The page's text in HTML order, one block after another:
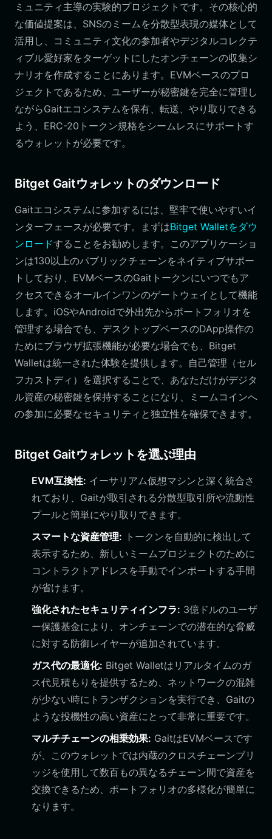
ミュニティ主導の実験的プロジェクトです。その核心的
な価値提案は、SNSのミームを分散型表現の媒体として
活用し、コミュニティ文化の参加者やデジタルコレクテ
ィブル愛好家をターゲットにしたオンチェーンの収集シ
ナリオを作成することにあります。EVMベースのプロ
ジェクトであるため、ユーザーが秘密鍵を完全に管理し
ながらGaitエコシステムを保有、転送、やり取りできる
よう、ERC-20トークン規格をシームレスにサポートす
るウォレットが必要です。
Bitget Gaitウォレットのダウンロード
Gaitエコシステムに参加するには、堅牢で使いやすいイ
ンターフェースが必要です。まずはBitget Walletをダウ
ンロードすることをお勧めします。このアプリケーショ
ンは130以上のパブリックチェーンをネイティブサポー
トしており、EVMベースのGaitトークンにいつでもア
クセスできるオールインワンのゲートウェイとして機能
します。iOSやAndroidで外出先からポートフォリオを
管理する場合でも、デスクトップベースのDApp操作の
ためにブラウザ拡張機能が必要な場合でも、Bitget
Walletは統一された体験を提供します。自己管理（セル
フカストディ）を選択することで、あなただけがデジタ
ル資産の秘密鍵を保持することになり、ミームコインへ
の参加に必要なセキュリティと独立性を確保できます。
Bitget Gaitウォレットを選ぶ理由
EVM互換性: イーサリアム仮想マシンと深く統合さ
れており、Gaitが取引される分散型取引所や流動性
プールと簡単にやり取りできます。
スマートな資産管理: トークンを自動的に検出して
表示するため、新しいミームプロジェクトのために
コントラクトアドレスを手動でインポートする手間
が省けます。
強化されたセキュリティインフラ: 3億ドルのユーザ
ー保護基金により、オンチェーンでの潜在的な脅威
に対する防御レイヤーが追加されています。
ガス代の最適化: Bitget Walletはリアルタイムのガ
ス代見積もりを提供するため、ネットワークの混雑
が少ない時にトランザクションを実行でき、Gaitの
ような投機性の高い資産にとって非常に重要です。
マルチチェーンの相乗効果: GaitはEVMベースです
が、このウォレットでは内蔵のクロスチェーンブリ
ッジを使用して数百もの異なるチェーン間で資産を
交換できるため、ポートフォリオの多様化が簡単に
なります。